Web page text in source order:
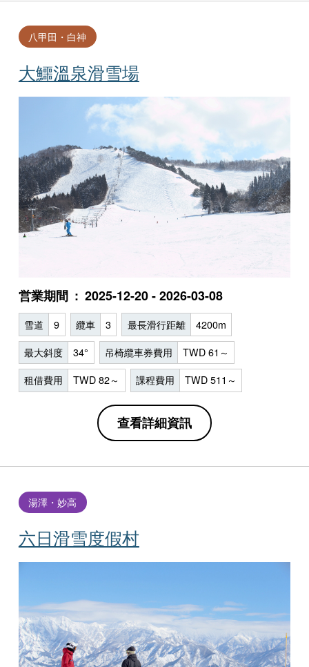
大鱷溫泉滑雪場
八甲田・白神
営業期間 2025-12-20 - 2026-03-08
雪道 9 纜車 3 最長滑行距離 4200m
最大斜度 34° 吊椅纜車券費用 TWD 61～
租借費用 TWD 82～ 課程費用 TWD 511～
查看詳細資訊
六日滑雪度假村
湯澤・妙高